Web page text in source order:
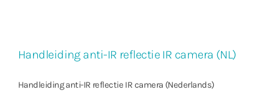
Handleiding anti-IR reflectie IR camera (NL)
Handleiding anti-IR reflectie IR camera (Nederlands)